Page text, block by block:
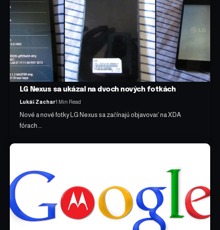
LG Nexus sa ukázal na dvoch nových fotkách
Lukáš Zachar1 Min Read
Nové a nové fotky LG Nexus sa začínajú objavovať na XDA
fórach.…